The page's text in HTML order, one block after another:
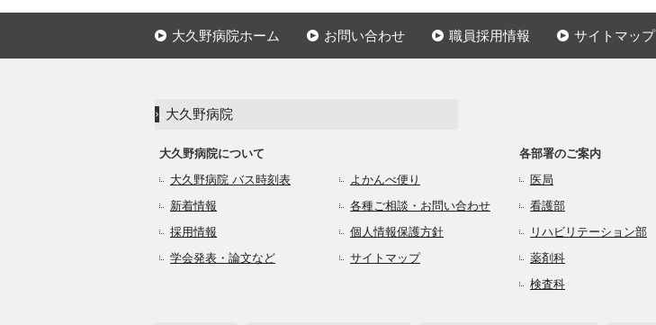
大久野病院ホーム お問い合わせ 職員採用情報 サイトマップ
大久野病院
大久野病院について
大久野病院 バス時刻表
よかんべ便り
新着情報
各種ご相談・お問い合わせ
採用情報
個人情報保護方針
学会発表・論文など
サイトマップ
各部署のご案内
医局
看護部
リハビリテーション部
薬剤科
検査科